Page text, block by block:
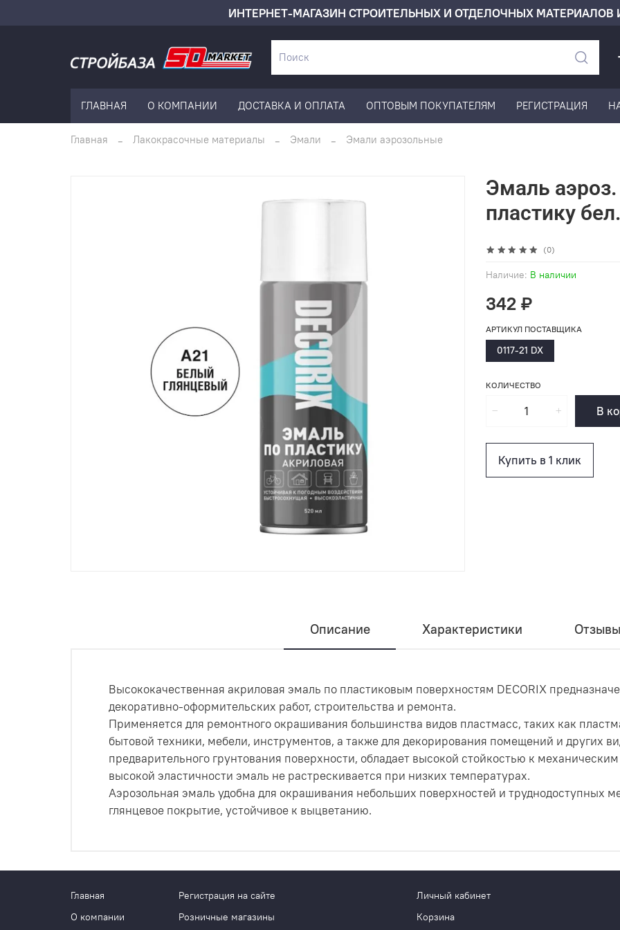
ИНТЕРНЕТ-МАГАЗИН СТРОИТЕЛЬНЫХ И ОТДЕЛОЧНЫХ МАТЕРИАЛОВ
ГЛАВНАЯ О КОМПАНИИ ДОСТАВКА И ОПЛАТА ОПТОВЫМ ПОКУПАТЕЛЯМ РЕГИСТРАЦИЯ
Главная Лакокрасочные материалы Эмали Эмали аэрозольные
(0)
Наличие: В наличии
Эмаль аэроз.
пластику
342 ₽
КОЛИЧЕСТВО
В
Купить в 1 клик
АРТИКУЛ ПОСТАВЩИКА
0117-21 DX
Описание Характеристики Отзывы
Высококачественная акриловая эмаль по пластиковым поверхностям DECORIX
декоративно-оформительских работ, строительства и ремонта.
Применяется для ремонтного окрашивания большинства видов пластмасс, таких как
бытовой техники, мебели, инструментов, а также для декорирования помещений и других
предварительного грунтования поверхности, обладает высокой стойкостью к
высокой эластичности эмаль не растрескивается при низких температурах.
Аэрозольная эмаль удобна для окрашивания небольших поверхностей и труднодоступных
глянцевое покрытие, устойчивое к выцветанию.
Главная
О компании
Регистрация на сайте
Розничные магазины
Личный кабинет
Корзина